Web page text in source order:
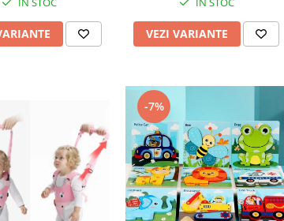
VEZI VARIANTE
-7%